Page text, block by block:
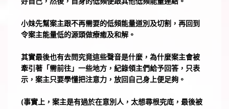
好自己，然後，自身的低頻便跟其他低頻能量連結。
小妹先幫案主跟不再需要的低頻能量道別及切割，再回到
令案主能量低的源頭做療癒及和解。
其實最後也有去問究竟這些聲音是什麼，為什麼案主會被
牽引著「需前往」一些地方，紀錄領主們給予回答，只表
示，案主只要學懂把注意力，放回自己身上便足夠。
(事實上，案主是有過於在意別人，太想尋根究底，最後被